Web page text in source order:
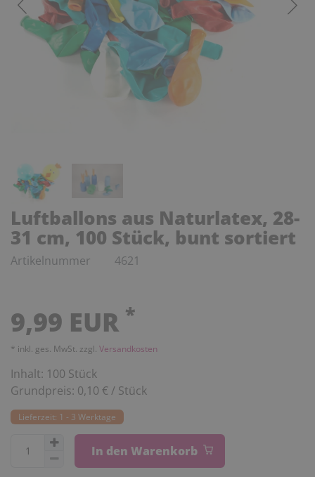
Luftballons aus Naturlatex, 28-
31 cm, 100 Stück, bunt sortiert
Artikelnummer 4621
9,99 EUR *
* inkl. ges. MwSt. zzgl. Versandkosten
Inhalt: 100 Stück
Grundpreis: 0,10 € / Stück
Lieferzeit: 1 - 3 Werktage
In den Warenkorb